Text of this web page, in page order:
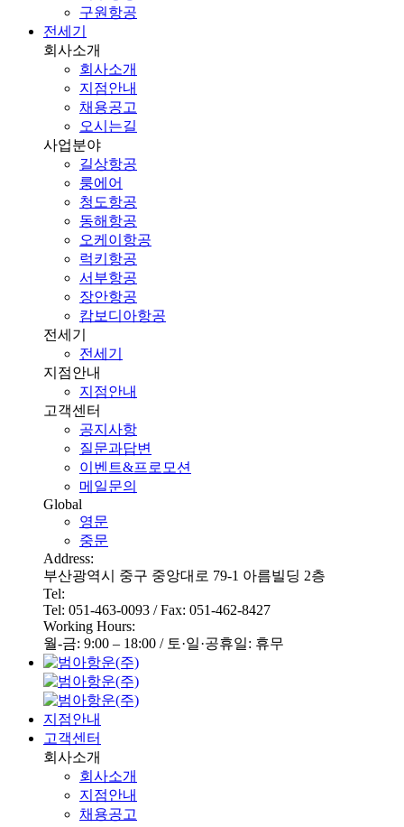
구원항공
전세기
회사소개
회사소개
지점안내
채용공고
오시는길
사업분야
길상항공
룽에어
청도항공
동해항공
오케이항공
럭키항공
서부항공
장안항공
캄보디아항공
전세기
전세기
지점안내
지점안내
고객센터
공지사항
질문과답변
이벤트&프로모션
메일문의
Global
영문
중문
Address:
부산광역시 중구 중앙대로 79-1 아름빌딩 2층
Tel:
Tel: 051-463-0093 / Fax: 051-462-8427
Working Hours:
월-금: 9:00 – 18:00 / 토·일·공휴일: 휴무
지점안내
고객센터
회사소개
회사소개
지점안내
채용공고